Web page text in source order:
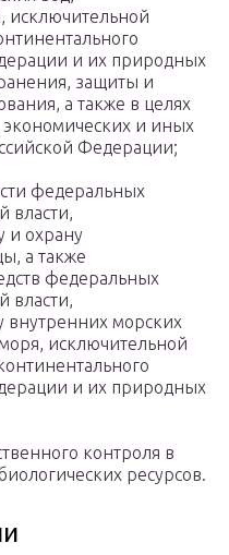
исключительной
и их природных
защиты и
а также в целях
и иных
Федерации;
федеральных
власти,
и охрану
а также
федеральных
власти,
внутренних морских
исключительной
и их природных
контроля в
ресурсов.